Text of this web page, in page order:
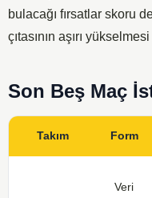
bulacağı fırsatlar skoru
çıtasının aşırı
Son Beş Maç
Takım Form
Veri